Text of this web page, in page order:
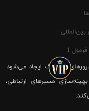
1
شیرینگ ایجاد می‌شود.
مسیرهای ارتباطی،